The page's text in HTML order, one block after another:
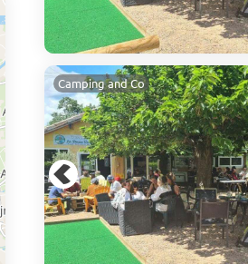
Camping and Co